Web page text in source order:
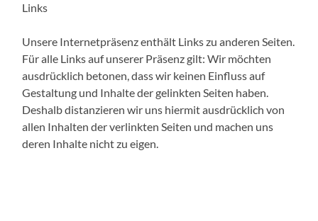
Links
Unsere Internetpräsenz enthält Links zu anderen Seiten.
Für alle Links auf unserer Präsenz gilt: Wir möchten
ausdrücklich betonen, dass wir keinen Einfluss auf
Gestaltung und Inhalte der gelinkten Seiten haben.
Deshalb distanzieren wir uns hiermit ausdrücklich von
allen Inhalten der verlinkten Seiten und machen uns
deren Inhalte nicht zu eigen.